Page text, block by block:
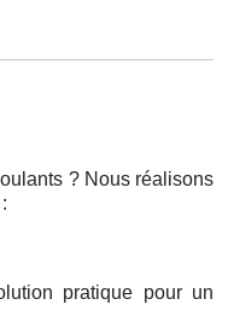
? Nous réalisons
pratique pour un